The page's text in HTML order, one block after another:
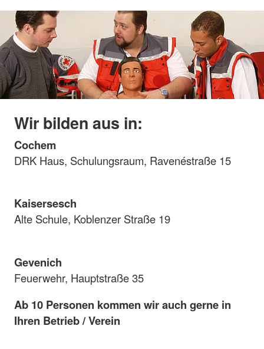
Wir bilden aus in:
Cochem
DRK Haus, Schulungsraum, Ravenéstraße 15
Kaisersesch
Alte Schule, Koblenzer Straße 19
Gevenich
Feuerwehr, Hauptstraße 35
Ab 10 Personen kommen wir auch gerne in
Ihren Betrieb / Verein